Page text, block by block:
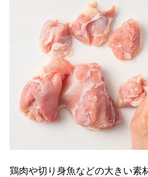
鶏肉や切り身魚などの大きい素